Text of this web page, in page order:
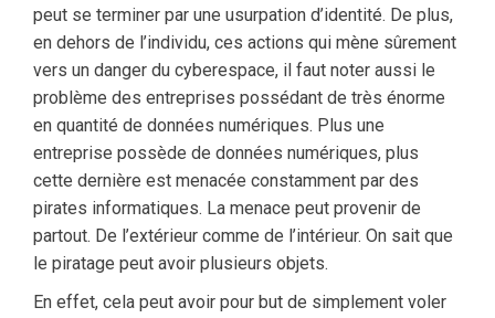
peut se terminer par une usurpation d’identité. De plus,
en dehors de l’individu, ces actions qui mène sûrement
vers un danger du cyberespace, il faut noter aussi le
problème des entreprises possédant de très énorme
en quantité de données numériques. Plus une
entreprise possède de données numériques, plus
cette dernière est menacée constamment par des
pirates informatiques. La menace peut provenir de
partout. De l’extérieur comme de l’intérieur. On sait que
le piratage peut avoir plusieurs objets.
En effet, cela peut avoir pour but de simplement voler